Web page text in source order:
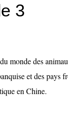
3
monde des
et des pays
en Chine.